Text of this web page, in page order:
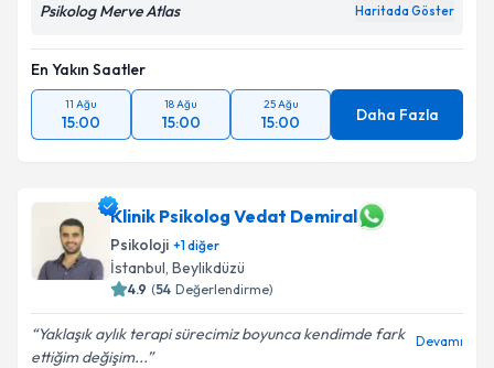
Psikolog Merve Atlas Haritada Göster
En Yakın Saatler
11 Ağu
15:00
18 Ağu
15:00
25 Ağu
15:00 Daha Fazla
Klinik Psikolog Vedat Demiral
Psikoloji +1diğer
İstanbul, Beylikdüzü
4.9 (54 Değerlendirme)
Yaklaşık aylık terapi sürecimiz boyunca kendimde fark
ettiğim değişim...
Devamı